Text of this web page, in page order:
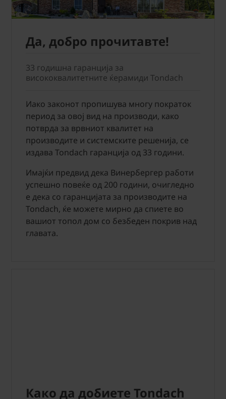
Да, добро прочитавте!
33 годишна гаранција за
висококвалитетните ќерамиди Tondach
Иако законот пропишува многу пократок
период за овој вид на производи, како
потврда за врвниот квалитет на
производите и системските решенија, се
издава Tondach гаранција од 33 години.
Имајќи предвид дека Винербергер работи
успешно повеќе од 200 години, очигледно
е дека со гаранцијата за производите на
Tondach, ќе можете мирно да спиете во
вашиот топол дом со безбеден покрив над
главата.
Како да добиете Tondach